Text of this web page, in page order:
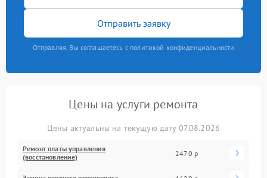
Отправить заявку
Отправляя, Вы соглашаетесь с политикой конфиденциальности
Цены на услуги ремонта
Цены актуальны на текущую дату 07.08.2026
Ремонт платы управления
(восстановление)
2470 р